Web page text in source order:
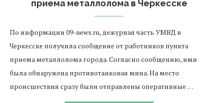
приема металлолома в Черкесске
По информации 09-news.ru, дежурная часть УМВД в
Черкесске получила сообщение от работников пункта
приема металлолома города. Согласно сообщению, ими
была обнаружена противотанковая мина. На место
происшествия сразу были отправлены оперативные …